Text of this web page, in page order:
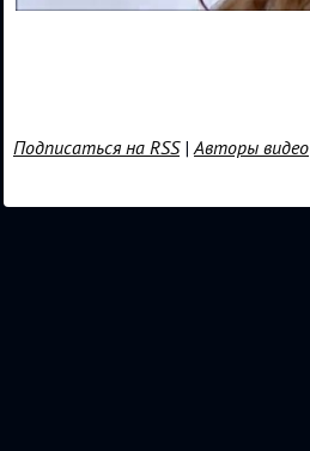
Подписаться на RSS|Авторы видео